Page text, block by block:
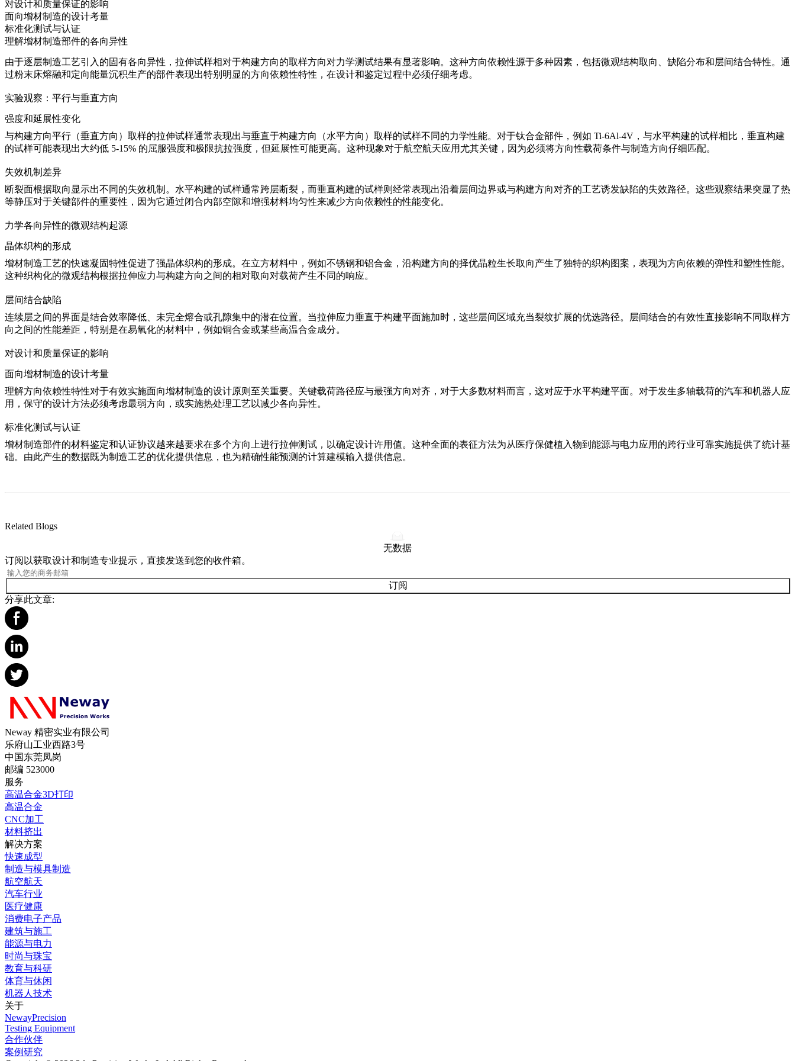
对设计和质量保证的影响
面向增材制造的设计考量
标准化测试与认证
理解增材制造部件的各向异性
由于逐层制造工艺引入的固有各向异性，拉伸试样相对于构建方向的取样方向对力学测试结果有显著影响。这种方向依赖性源于多种因素，包括微观结构取向、缺陷分布和层间结合特性。通
过粉末床熔融和定向能量沉积生产的部件表现出特别明显的方向依赖性特性，在设计和鉴定过程中必须仔细考虑。
实验观察：平行与垂直方向
强度和延展性变化
与构建方向平行（垂直方向）取样的拉伸试样通常表现出与垂直于构建方向（水平方向）取样的试样不同的力学性能。对于钛合金部件，例如 Ti-6Al-4V，与水平构建的试样相比，垂直构建
的试样可能表现出大约低 5-15% 的屈服强度和极限抗拉强度，但延展性可能更高。这种现象对于航空航天应用尤其关键，因为必须将方向性载荷条件与制造方向仔细匹配。
失效机制差异
断裂面根据取向显示出不同的失效机制。水平构建的试样通常跨层断裂，而垂直构建的试样则经常表现出沿着层间边界或与构建方向对齐的工艺诱发缺陷的失效路径。这些观察结果突显了热
等静压对于关键部件的重要性，因为它通过闭合内部空隙和增强材料均匀性来减少方向依赖性的性能变化。
力学各向异性的微观结构起源
晶体织构的形成
增材制造工艺的快速凝固特性促进了强晶体织构的形成。在立方材料中，例如不锈钢和铝合金 ，沿构建方向的择优晶粒生长取向产生了独特的织构图案，表现为方向依赖的弹性和塑性性能。
这种织构化的微观结构根据拉伸应力与构建方向之间的相对取向对载荷产生不同的响应。
层间结合缺陷
连续层之间的界面是结合效率降低、未完全熔合或孔隙集中的潜在位置。当拉伸应力垂直于构建平面施加时，这些层间区域充当裂纹扩展的优选路径。层间结合的有效性直接影响不同取样方
向之间的性能差距，特别是在易氧化的材料中，例如铜合金或某些高温合金成分。
对设计和质量保证的影响
面向增材制造的设计考量
理解方向依赖性特性对于有效实施面向增材制造的设计原则至关重要。关键载荷路径应与最强方向对齐，对于大多数材料而言，这对应于水平构建平面。对于发生多轴载荷的汽车和机器人 应
用，保守的设计方法必须考虑最弱方向，或实施热处理工艺以减少各向异性。
标准化测试与认证
增材制造部件的材料鉴定和认证协议越来越要求在多个方向上进行拉伸测试，以确定设计许用值。这种全面的表征方法为从 医疗保健植入物到 能源与电力应用的跨行业可靠实施提供了统计基
础。由此产生的数据既为制造工艺的优化提供信息，也为精确性能预测的计算建模输入提供信息。
Related Blogs
无数据
订阅以获取设计和制造专业提示，直接发送到您的收件箱。
订阅
分享此文章:
Neway 精密实业有限公司
乐府山工业西路3号
中国东莞凤岗
邮编 523000
服务
高温合金3D打印
高温合金
CNC加工
材料挤出
解决方案
快速成型
制造与模具制造
航空航天
汽车行业
医疗健康
消费电子产品
建筑与施工
能源与电力
时尚与珠宝
教育与科研
体育与休闲
机器人技术
关于
NewayPrecision
Testing Equipment
合作伙伴
案例研究